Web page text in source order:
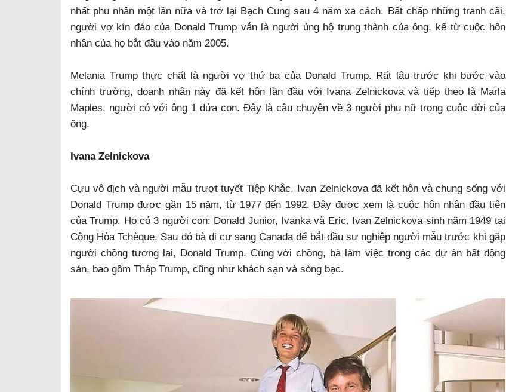
nhất phu nhân một lần nữa và trở lại Bạch Cung sau 4 năm xa cách. Bất chấp những tranh cãi,
người vợ kín đáo của Donald Trump vẫn là người ủng hộ trung thành của ông, kể từ cuộc hôn
nhân của họ bắt đầu vào năm 2005.
Melania Trump thực chất là người vợ thứ ba của Donald Trump. Rất lâu trước khi bước vào
chính trường, doanh nhân này đã kết hôn lần đầu với Ivana Zelnickova và tiếp theo là Marla
Maples, người có với ông 1 đứa con. Đây là câu chuyện về 3 người phụ nữ trong cuộc đời của
ông.
Ivana Zelnickova
Cựu vô địch và người mẫu trượt tuyết Tiệp Khắc, Ivan Zelnickova đã kết hôn và chung sống với
Donald Trump được gần 15 năm, từ 1977 đến 1992. Đây được xem là cuộc hôn nhân đầu tiên
của Trump. Họ có 3 người con: Donald Junior, Ivanka và Eric. Ivan Zelnickova sinh năm 1949 tại
Cộng Hòa Tchèque. Sau đó bà di cư sang Canada để bắt đầu sự nghiệp người mẫu trước khi gặp
người chồng tương lai, Donald Trump. Cùng với chồng, bà làm việc trong các dự án bất động
sản, bao gồm Tháp Trump, cũng như khách sạn và sòng bạc.